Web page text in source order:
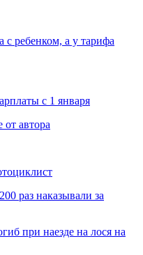
с ребенком, а у тарифа
с 1 января
автора
раз наказывали за
при наезде на лося на